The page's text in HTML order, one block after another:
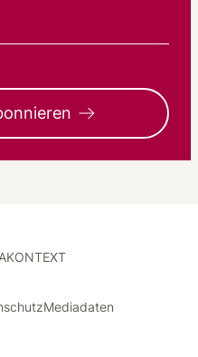
Mediadaten